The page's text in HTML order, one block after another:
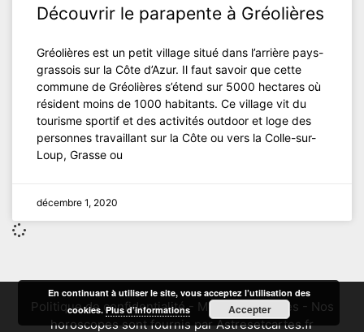
Découvrir le parapente à Gréolières
Gréolières est un petit village situé dans l’arrière pays-
grassois sur la Côte d’Azur. Il faut savoir que cette
commune de Gréolières s’étend sur 5000 hectares où
résident moins de 1000 habitants. Ce village vit du
tourisme sportif et des activités outdoor et loge des
personnes travaillant sur la Côte ou vers la Colle-sur-
Loup, Grasse ou
décembre 1, 2020
Politique de confidentialité- Mentions Légales - Nos
horoscopes sont fournis par Astresetcartes.fr
En continuant à utiliser le site, vous acceptez l’utilisation des
cookies.Plus d’informations Accepter